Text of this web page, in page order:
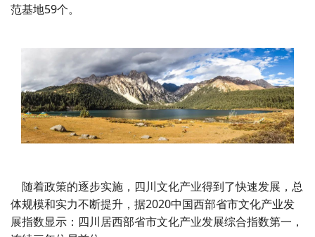
范基地59个。
随着政策的逐步实施，四川文化产业得到了快速发展，总
体规模和实力不断提升，据2020中国西部省市文化产业发
展指数显示：四川居西部省市文化产业发展综合指数第一，